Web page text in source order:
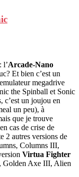
l’Arcade-Nano
Et bien c’est un
megadrive
the Spinball et Sonic
c’est un joujou en
un peu), à
que je trouve
cas de crise de
2 autres versions de
Columns III,
Virtua Fighter
Golden Axe III, Alien